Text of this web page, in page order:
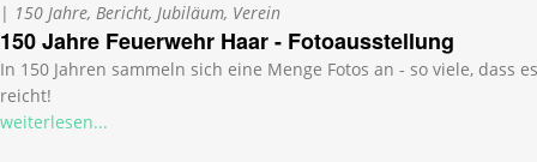
| 150 Jahre, Bericht, Jubiläum, Verein
150 Jahre Feuerwehr Haar - Fotoausstellung
In 150 Jahren sammeln sich eine Menge Fotos an - so viele, dass
reicht!
weiterlesen...